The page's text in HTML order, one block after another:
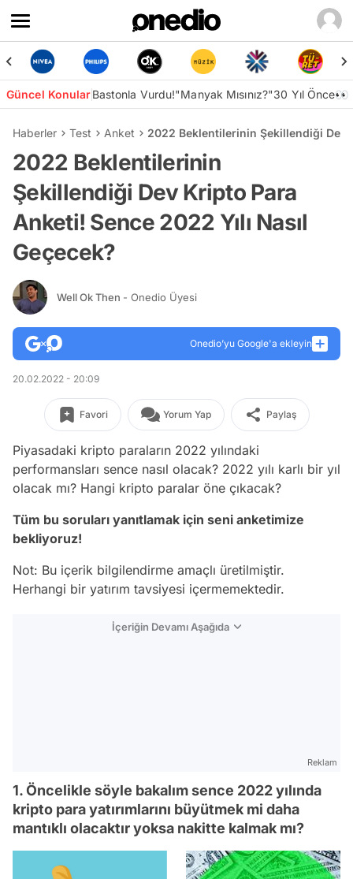
Güncel KonularBastonla Vurdu!"Manyak Mısınız?"30 Yıl Önce👀
Haberler Test Anket 2022 Beklentilerinin Şekillendiği Dev
2022 Beklentilerinin
Şekillendiği Dev Kripto Para
Anketi! Sence 2022 Yılı Nasıl
Geçecek?
Well Ok Then - Onedio Üyesi
Onedio’yu Google'a ekleyin
20.02.2022 - 20:09
Favori Yorum Yap Paylaş
Piyasadaki kripto paraların 2022 yılındaki
performansları sence nasıl olacak? 2022 yılı karlı bir yıl
olacak mı? Hangi kripto paralar öne çıkacak?
Tüm bu soruları yanıtlamak için seni anketimize
bekliyoruz!
Not: Bu içerik bilgilendirme amaçlı üretilmiştir.
Herhangi bir yatırım tavsiyesi içermemektedir.
İçeriğin Devamı Aşağıda
Reklam
1. Öncelikle söyle bakalım sence 2022 yılında
kripto para yatırımlarını büyütmek mi daha
mantıklı olacaktır yoksa nakitte kalmak mı?